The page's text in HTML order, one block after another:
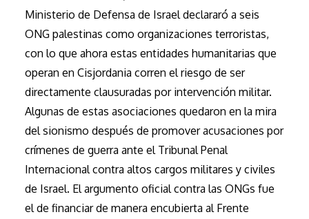
Ministerio de Defensa de Israel declararó a seis
ONG palestinas como organizaciones terroristas,
con lo que ahora estas entidades humanitarias que
operan en Cisjordania corren el riesgo de ser
directamente clausuradas por intervención militar.
Algunas de estas asociaciones quedaron en la mira
del sionismo después de promover acusaciones por
crímenes de guerra ante el Tribunal Penal
Internacional contra altos cargos militares y civiles
de Israel. El argumento oficial contra las ONGs fue
el de financiar de manera encubierta al Frente